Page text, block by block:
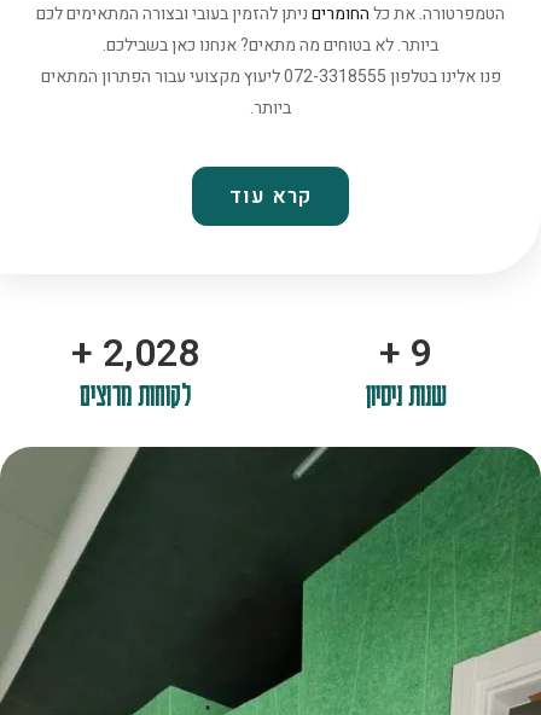
הטמפרטורה. את כלהחומריםניתן להזמין בעובי ובצורה המתאימים לכם
ביותר. לא בטוחים מה מתאים? אנחנו כאן בשבילכם.
פנו אלינו בטלפון 072-3318555 ליעוץ מקצועי עבור הפתרון המתאים
ביותר.
קרא עוד
10
+
שנות ניסיון
2,100
+
לקוחות מרוצים